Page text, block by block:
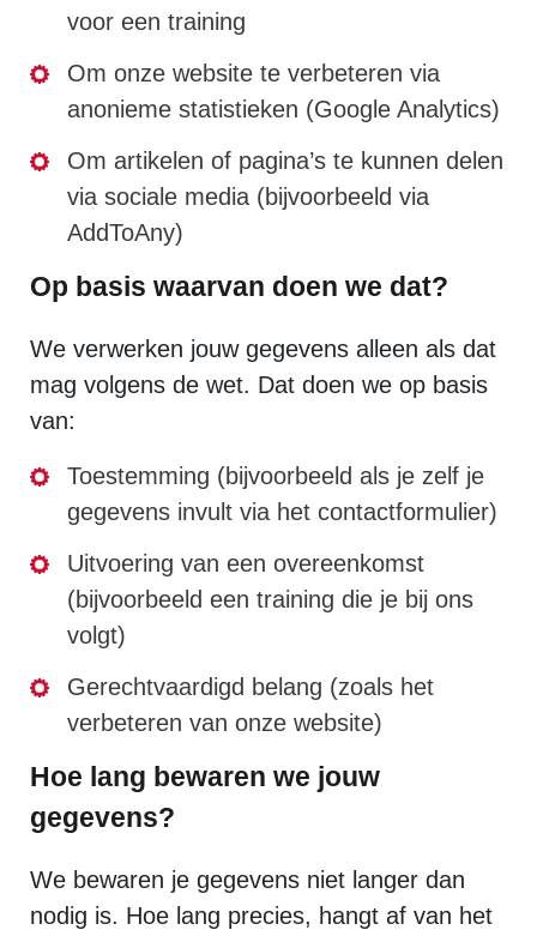
voor een training
Om onze website te verbeteren via
anonieme statistieken (Google Analytics)
Om artikelen of pagina’s te kunnen delen
via sociale media (bijvoorbeeld via
AddToAny)
Op basis waarvan doen we dat?
We verwerken jouw gegevens alleen als dat
mag volgens de wet. Dat doen we op basis
van:
Toestemming (bijvoorbeeld als je zelf je
gegevens invult via het contactformulier)
Uitvoering van een overeenkomst
(bijvoorbeeld een training die je bij ons
volgt)
Gerechtvaardigd belang (zoals het
verbeteren van onze website)
Hoe lang bewaren we jouw
gegevens?
We bewaren je gegevens niet langer dan
nodig is. Hoe lang precies, hangt af van het